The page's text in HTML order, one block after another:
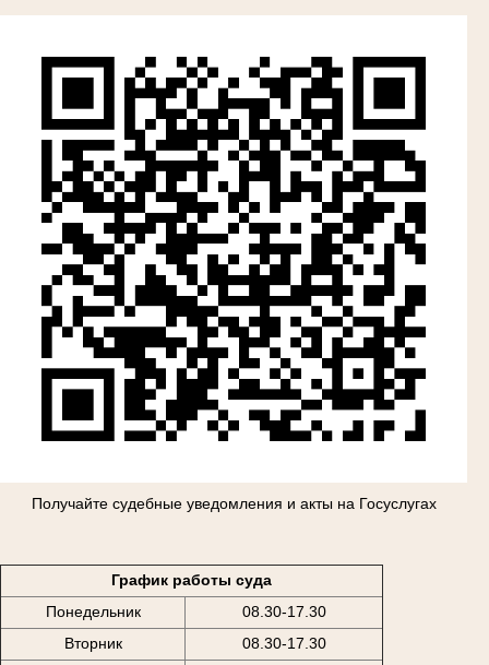
Получайте судебные уведомления и акты на Госуслугах
График работы суда
Понедельник
08.30-17.30
Вторник
08.30-17.30